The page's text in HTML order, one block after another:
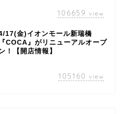
106659 view
17(金)イオンモール新瑞橋
『COCA』がリニューアルオープ
！【開店情報】
105160 view